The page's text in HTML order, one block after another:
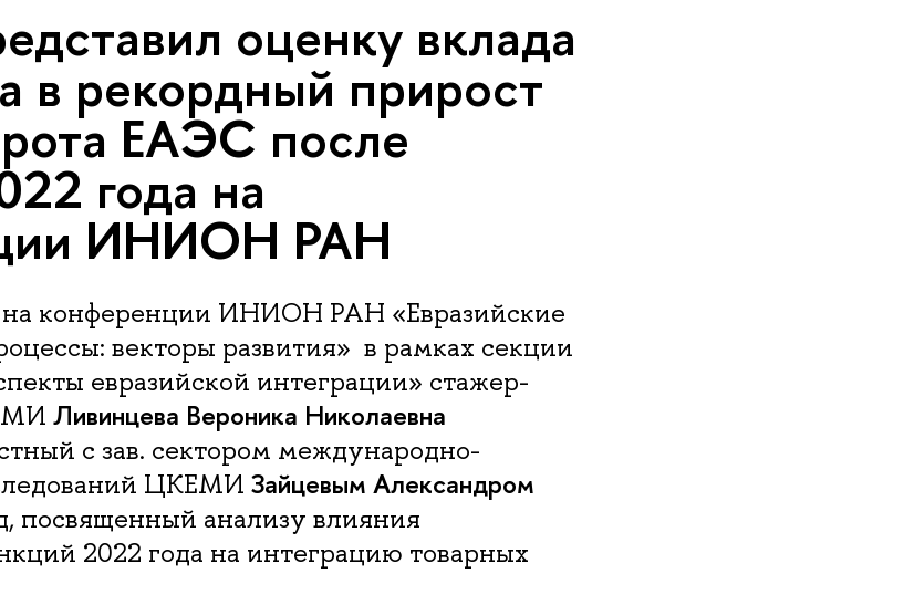
оценку вклада
в рекордный прирост
ЕАЭС после
года на
ИНИОН РАН
на конференции ИНИОН РАН «Евразийские
векторы развития» в рамках секции
евразийской интеграции» стажер-
Ливинцева Вероника Николаевна
с зав. сектором международно-
ЦКЕМИ Зайцевым Александром
посвященный анализу влияния
2022 года на интеграцию товарных